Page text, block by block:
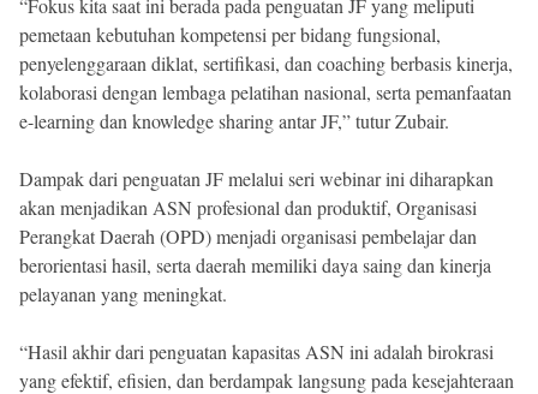
“Fokus kita saat ini berada pada penguatan JF yang meliputi
pemetaan kebutuhan kompetensi per bidang fungsional,
penyelenggaraan diklat, sertifikasi, dan coaching berbasis kinerja,
kolaborasi dengan lembaga pelatihan nasional, serta pemanfaatan
e-learning dan knowledge sharing antar JF,” tutur Zubair.
Dampak dari penguatan JF melalui seri webinar ini diharapkan
akan menjadikan ASN profesional dan produktif, Organisasi
Perangkat Daerah (OPD) menjadi organisasi pembelajar dan
berorientasi hasil, serta daerah memiliki daya saing dan kinerja
pelayanan yang meningkat.
“Hasil akhir dari penguatan kapasitas ASN ini adalah birokrasi
yang efektif, efisien, dan berdampak langsung pada kesejahteraan